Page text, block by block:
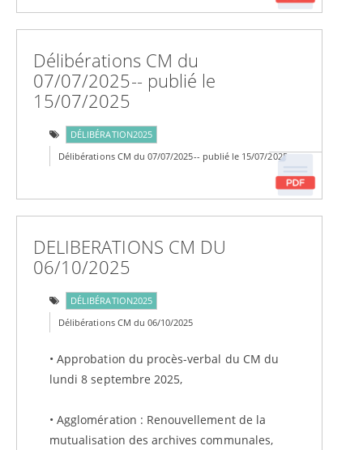
Délibérations CM du
07/07/2025-- publié le
15/07/2025
DÉLIBÉRATION2025
Délibérations CM du 07/07/2025-- publié le 15/07/2025
DELIBERATIONS CM DU
06/10/2025
DÉLIBÉRATION2025
Délibérations CM du 06/10/2025
• Approbation du procès-verbal du CM du
lundi 8 septembre 2025,
• Agglomération : Renouvellement de la
mutualisation des archives communales,